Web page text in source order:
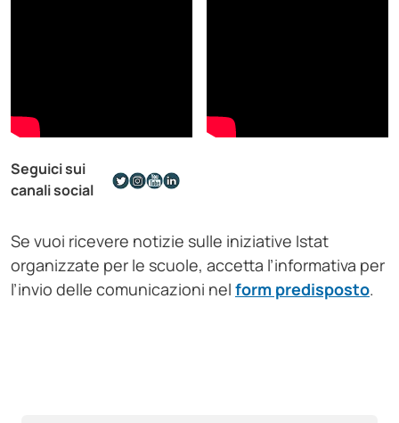
Seguici sui
canali social
Se vuoi ricevere notizie sulle iniziative Istat
organizzate per le scuole, accetta l’informativa per
l’invio delle comunicazioni nel form predisposto.